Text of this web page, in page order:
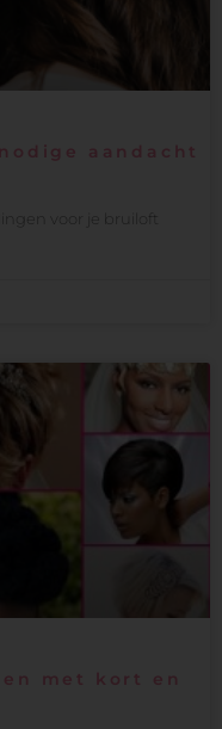
aandacht
voor je bruiloft
met kort en